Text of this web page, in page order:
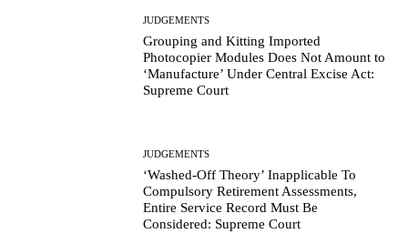
JUDGEMENTS
Grouping and Kitting Imported
Photocopier Modules Does Not Amount to
‘Manufacture’ Under Central Excise Act:
Supreme Court
JUDGEMENTS
‘Washed-Off Theory’ Inapplicable To
Compulsory Retirement Assessments,
Entire Service Record Must Be
Considered: Supreme Court